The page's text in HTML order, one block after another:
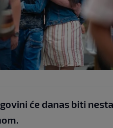
će danas biti